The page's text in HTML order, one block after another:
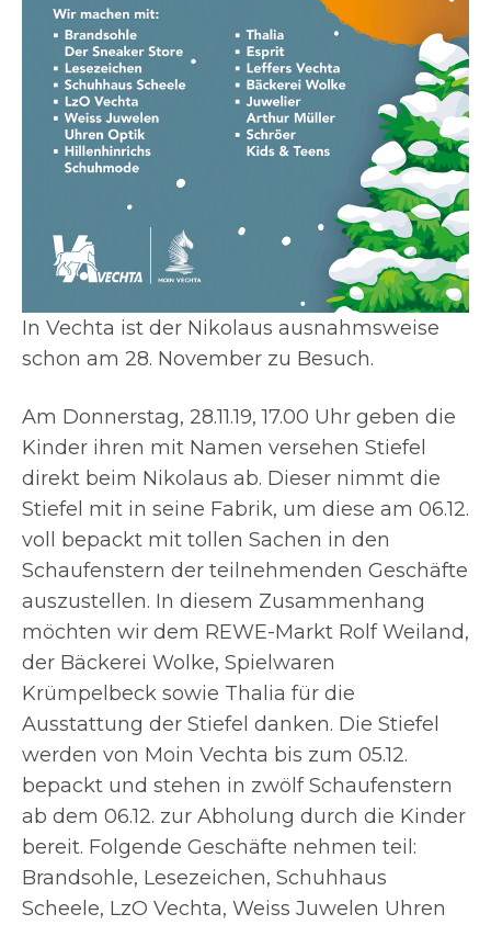
In Vechta ist der Nikolaus ausnahmsweise
schon am 28. November zu Besuch.
Am Donnerstag, 28.11.19, 17.00 Uhr geben die
Kinder ihren mit Namen versehen Stiefel
direkt beim Nikolaus ab. Dieser nimmt die
Stiefel mit in seine Fabrik, um diese am 06.12.
voll bepackt mit tollen Sachen in den
Schaufenstern der teilnehmenden Geschäfte
auszustellen. In diesem Zusammenhang
möchten wir dem REWE-Markt Rolf Weiland,
der Bäckerei Wolke, Spielwaren
Krümpelbeck sowie Thalia für die
Ausstattung der Stiefel danken. Die Stiefel
werden von Moin Vechta bis zum 05.12.
bepackt und stehen in zwölf Schaufenstern
ab dem 06.12. zur Abholung durch die Kinder
bereit. Folgende Geschäfte nehmen teil:
Brandsohle, Lesezeichen, Schuhhaus
Scheele, LzO Vechta, Weiss Juwelen Uhren